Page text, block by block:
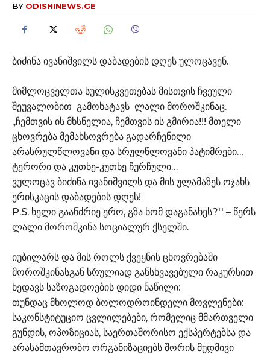
BY ODISHINEWS.GE
ბიძინა ივანიშვილს დაბადების დღეს ულოცავენ.
მიმლოცველთა სულისკვეთებას მისთვის ჩვეული
შეუვალობით გამოხატავს ლალი მოროშკინაც.
,,ჩემთვის ის მხსნელია, ჩემთვის ის გმირია!!! მთელი
ცხოვრება მემახსოვრება გადარჩენილი
არასრულწლოვანი და სრულწლოვანი პატიმრები…
ტერორი და კუთხე-კუთხე ჩურჩული…
ვულოცავ ბიძინა ივანიშვილს და მის ულამაზეს ოჯახს
ერისკაცის დაბადების დღეს!
P.S. ხელი გაანძრიე ერო, გზა ხომ დაგანახეს?'' – წერს
ლალი მოროშკინა სოციალურ ქსელში.
იუბილარს და მის როლს ქვეყნის ცხოვრებაში
მოროშკინასგან სრულიად განსხვავებული რაკურსით
ხედავს საზოგადოების დიდი ნაწილი:
თუნდაც მხოლოდ ბოლოდროინდელი მოვლენები:
საკონსტიტუციო ცვლილებები, რომელიც მმართველი
გუნდის, ოპოზიციას, საერთაშორისო ექსპერტებსა და
არასამთავრობო ორგანიზაციებს შორის მუდმივი